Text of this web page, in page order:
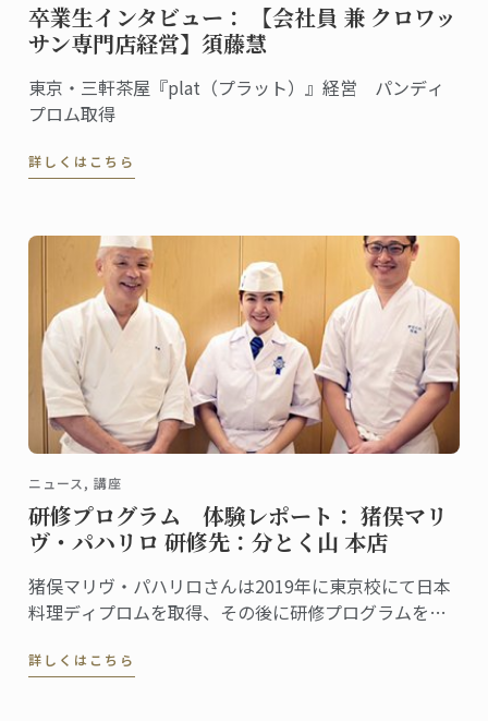
卒業生インタビュー： 【会社員 兼 クロワッ
サン専門店経営】須藤慧
東京・三軒茶屋『plat（プラット）』経営 パンディ
プロム取得
詳しくはこちら
ニュース, 講座
研修プログラム 体験レポート： 猪俣マリ
ヴ・パハリロ 研修先：分とく山 本店
猪俣マリヴ・パハリロさんは2019年に東京校にて日本
料理ディプロムを取得、その後に研修プログラムを利
の研修を通して学んだこと、感じたことをマリヴさん
詳しくはこちら